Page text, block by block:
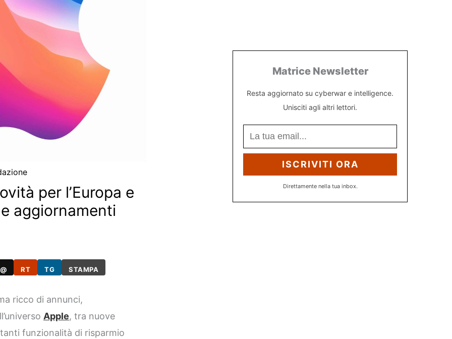
per l’Europa e
aggiornamenti
@ RT TG STAMPA
ricco di annunci,
Apple, tra nuove
funzionalità di risparmio
Matrice Newsletter
Resta aggiornato su cyberwar e intelligence.
Unisciti agli altri lettori.
ISCRIVITI ORA
Direttamente nella tua inbox.